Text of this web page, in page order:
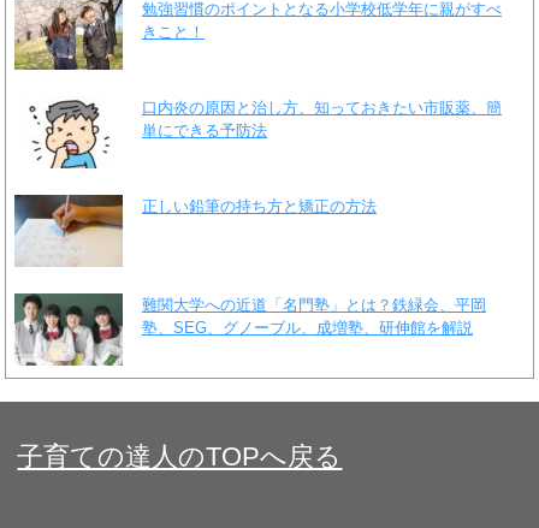
勉強習慣のポイントとなる小学校低学年に親がすべ
きこと！
口内炎の原因と治し方、知っておきたい市販薬、簡
単にできる予防法
正しい鉛筆の持ち方と矯正の方法
難関大学への近道「名門塾」とは？鉄緑会、平岡
塾、SEG、グノーブル、成増塾、研伸館を解説
子育ての達人のTOPへ戻る